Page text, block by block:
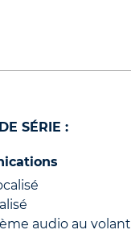
SÉRIE :
audio au volant